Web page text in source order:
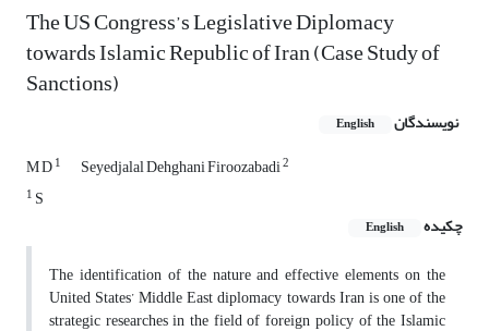
The US Congress’s Legislative Diplomacy
towards Islamic Republic of Iran (Case Study of
Sanctions)
نویسندگان English
M D1 Seyedjalal Dehghani Firoozabadi2
1 S
چکیده
English
The identification of the nature and effective elements on the
United States’ Middle East diplomacy towards Iran is one of the
strategic researches in the field of foreign policy of the Islamic